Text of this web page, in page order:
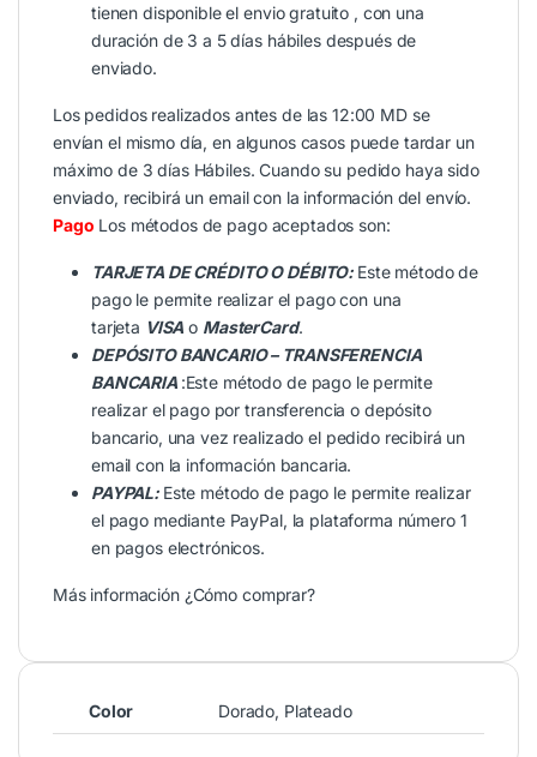
tienen disponible el envio gratuito , con una
duración de 3 a 5 días hábiles después de
enviado.
Los pedidos realizados antes de las 12:00 MD se
envían el mismo día, en algunos casos puede tardar un
máximo de 3 días Hábiles. Cuando su pedido haya sido
enviado, recibirá un email con la información del envío.
Pago Los métodos de pago aceptados son:
TARJETA DE CRÉDITO O DÉBITO: Este método de
pago le permite realizar el pago con una
tarjeta VISA o MasterCard.
DEPÓSITO BANCARIO – TRANSFERENCIA
BANCARIA :Este método de pago le permite
realizar el pago por transferencia o depósito
bancario, una vez realizado el pedido recibirá un
email con la información bancaria.
PAYPAL: Este método de pago le permite realizar
el pago mediante PayPal, la plataforma número 1
en pagos electrónicos.
Más información ¿Cómo comprar?
Color Dorado, Plateado